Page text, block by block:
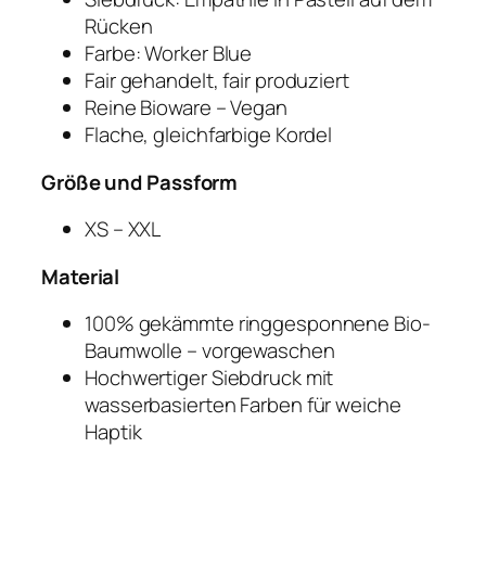
Rücken
Farbe: Worker Blue
Fair gehandelt, fair produziert
Reine Bioware – Vegan
Flache, gleichfarbige Kordel
Größe und Passform
XS – XXL
Material
100% gekämmte ringgesponnene Bio-
Baumwolle – vorgewaschen
Hochwertiger Siebdruck mit
wasserbasierten Farben für weiche
Haptik